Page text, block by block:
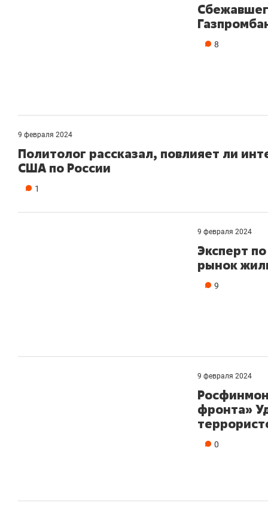
8
9 февраля 2024
Политолог рассказал, повлияет ли
США по России
1
9 февраля 2024
Эксперт
рынок
9
9 февраля 2024
фронта»
0